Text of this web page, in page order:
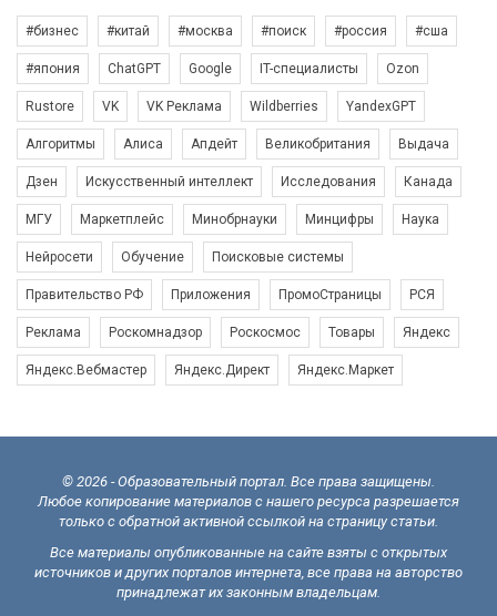
#бизнес #китай #москва #поиск #россия #сша
#япония ChatGPT Google IT-специалисты Ozon
Rustore VK VK Реклама Wildberries YandexGPT
Алгоритмы Алиса Апдейт Великобритания Выдача
Дзен Искусственный интеллект Исследования Канада
МГУ Маркетплейс Минобрнауки Минцифры Наука
Нейросети Обучение Поисковые системы
Правительство РФ Приложения ПромоСтраницы РСЯ
Реклама Роскомнадзор Роскосмос Товары Яндекс
Яндекс.Вебмастер Яндекс.Директ Яндекс.Маркет
© 2026 - Образовательный портал. Все права защищены.
Любое копирование материалов с нашего ресурса разрешается
только с обратной активной ссылкой на страницу статьи.
Все материалы опубликованные на сайте взяты с открытых
источников и других порталов интернета, все права на авторство
принадлежат их законным владельцам.